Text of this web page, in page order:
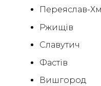
Переяслав-
Ржищів
Славутич
Фастів
Вишгород